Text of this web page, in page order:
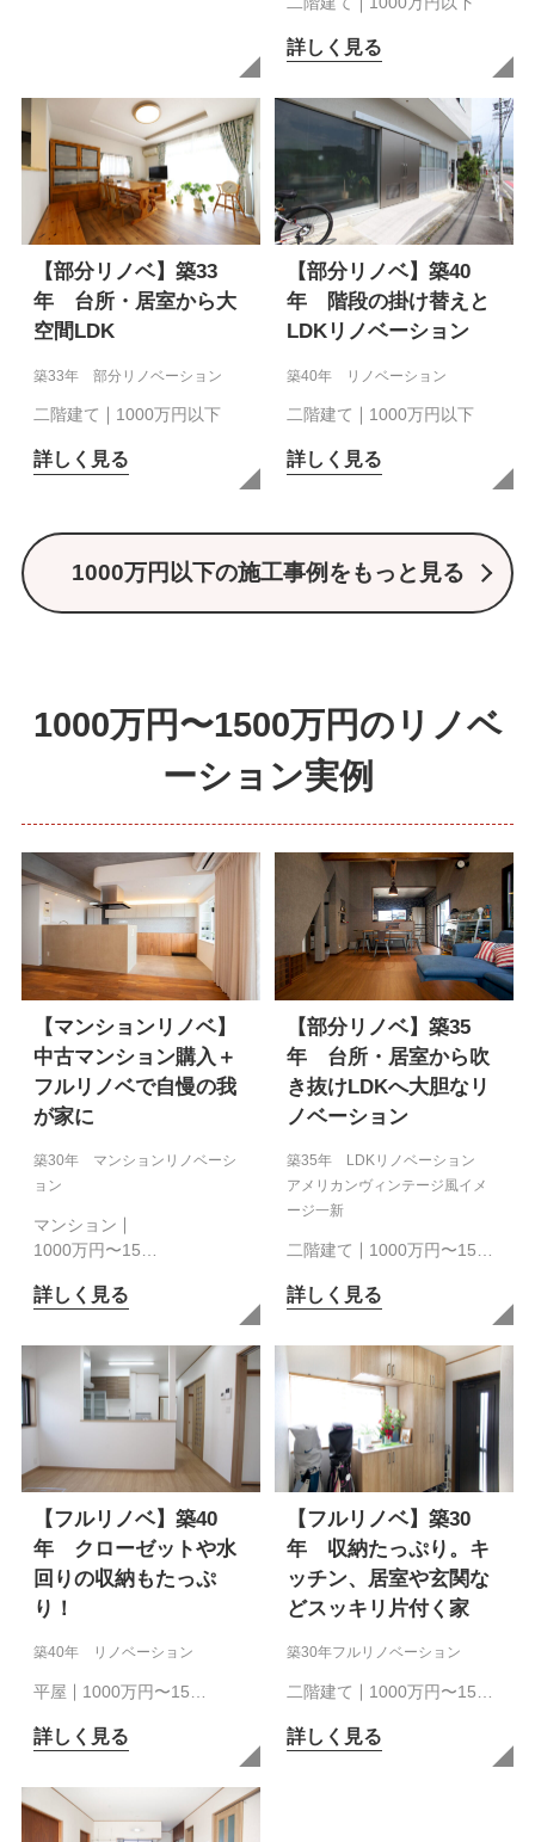
詳しく見る
【部分リノベ】築33
年 台所・居室から大
空間LDK
築33年 部分リノベーション
二階建て 1000万円以下
詳しく見る
【部分リノベ】築40
年 階段の掛け替えと
LDKリノベーション
築40年 リノベーション
二階建て 1000万円以下
詳しく見る
1000万円以下の施工事例をもっと見る
1000万円〜1500万円のリノベ
ーション実例
【マンションリノベ】
中古マンション購入＋
フルリノベで自慢の我
が家に
築30年 マンションリノベーシ
ョン
マンション
1000万円〜15…
詳しく見る
【部分リノベ】築35
年 台所・居室から吹
き抜けLDKへ大胆なリ
ノベーション
築35年 LDKリノベーション
アメリカンヴィンテージ風イメ
ージ一新
二階建て 1000万円〜15…
詳しく見る
【フルリノベ】築40
年 クローゼットや水
回りの収納もたっぷ
り！
築40年 リノベーション
平屋 1000万円〜15…
詳しく見る
【フルリノベ】築30
年 収納たっぷり。キ
ッチン、居室や玄関な
どスッキリ片付く家
築30年フルリノベーション
二階建て 1000万円〜15…
詳しく見る